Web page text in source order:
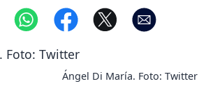
Ángel Di María. Foto: Twitter